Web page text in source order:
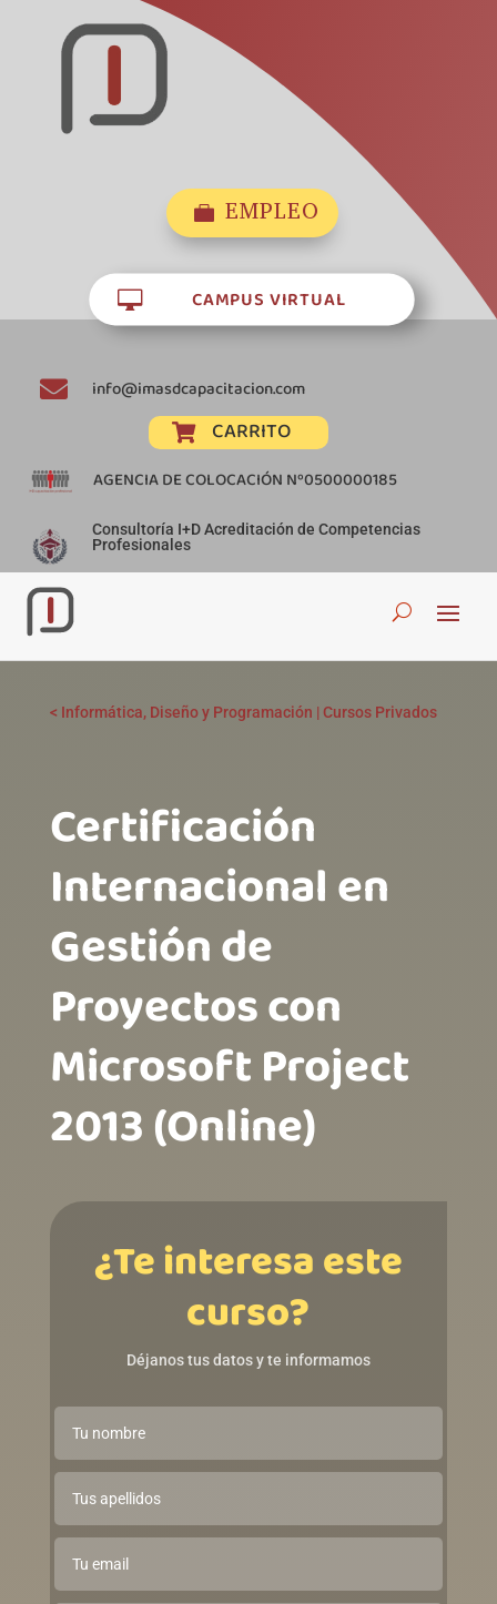
 EMPLEO
 CAMPUS VIRTUAL
 info@imasdcapacitacion.com
 CARRITO
AGENCIA DE COLOCACIÓN Nº0500000185
Consultoría I+D Acreditación de Competencias
Profesionales
< Informática, Diseño y Programación |Cursos Privados
Certificación
Internacional en
Gestión de
Proyectos con
Microsoft Project
2013 (Online)
¿Te interesa este
curso?
Déjanos tus datos y te informamos